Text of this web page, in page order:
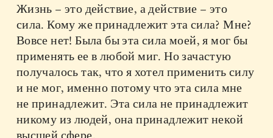
Жизнь – это действие, а действие – это
сила. Кому же принадлежит эта сила? Мне?
Вовсе нет! Была бы эта сила моей, я мог бы
применять ее в любой миг. Но зачастую
получалось так, что я хотел применить силу
и не мог, именно потому что эта сила мне
не принадлежит. Эта сила не принадлежит
никому из людей, она принадлежит некой